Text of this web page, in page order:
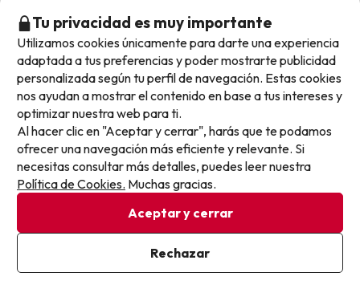
4.7 sobre 5 basado en 5523 valoraciones
con
Preguntas frecuentes sobre Apartamentos Inter
Tu privacidad es muy importante
Utilizamos cookies únicamente para darte una experiencia
adaptada a tus preferencias y poder mostrarte publicidad
personalizada según tu perfil de navegación. Estas cookies
nos ayudan a mostrar el contenido en base a tus intereses y
optimizar nuestra web para ti.
Al hacer clic en "Aceptar y cerrar", harás que te podamos
ofrecer una navegación más eficiente y relevante. Si
necesitas consultar más detalles, puedes leer nuestra
Política de Cookies. Muchas gracias.
Aceptar y cerrar
Rechazar